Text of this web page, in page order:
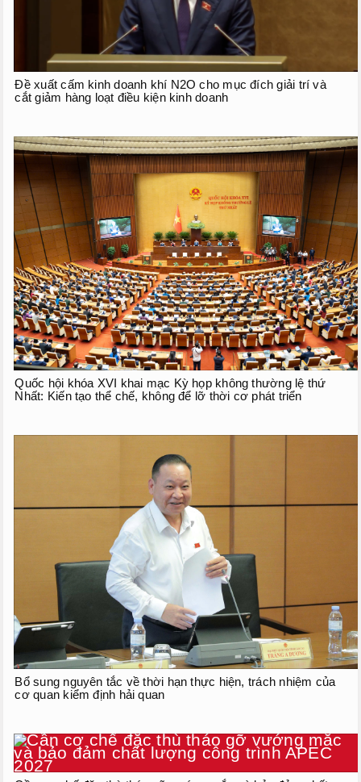
Đề xuất cấm kinh doanh khí N2O cho mục đích giải trí và
cắt giảm hàng loạt điều kiện kinh doanh
Quốc hội khóa XVI khai mạc Kỳ họp không thường lệ thứ
Nhất: Kiến tạo thể chế, không để lỡ thời cơ phát triển
Bổ sung nguyên tắc về thời hạn thực hiện, trách nhiệm của
cơ quan kiểm định hải quan